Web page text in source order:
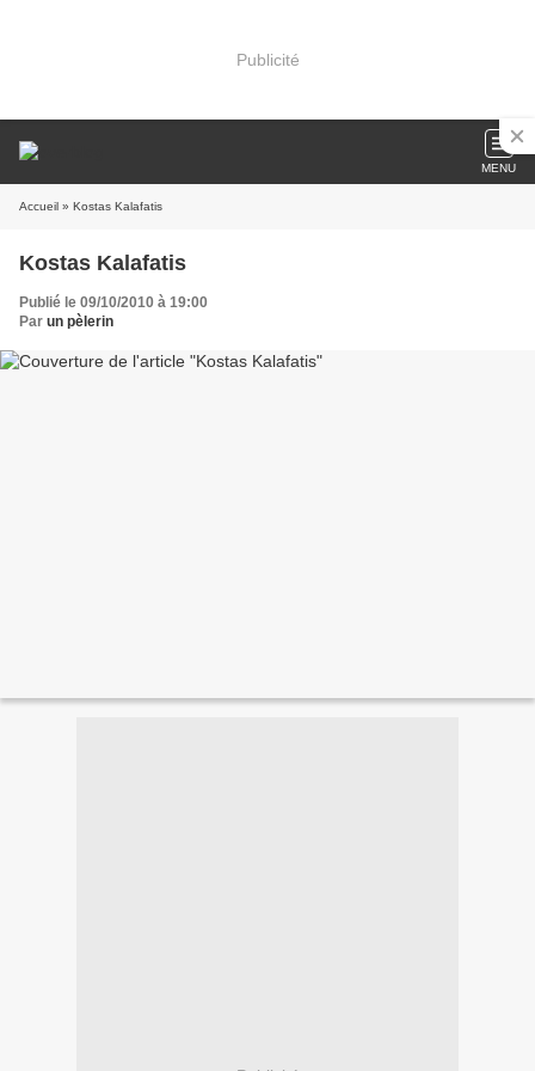
Publicité
MENU
Accueil » Kostas Kalafatis
Kostas Kalafatis
Publié le 09/10/2010 à 19:00
Par un pèlerin